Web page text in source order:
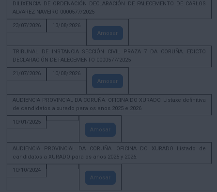
DILIXENCIA DE ORDENACIÓN DECLARACIÓN DE FALECEMENTO DE CARLOS
ALVAREZ NAVEIRO 0000577/2025
23/07/2026
13/08/2026
Amosar
TRIBUNAL DE INSTANCIA SECCIÓN CIVIL PRAZA 7 DA CORUÑA. EDICTO
DECLARACIÓN DE FALECEMENTO 0000577/2025
21/07/2026
10/08/2026
Amosar
AUDIENCIA PROVINCIAL DA CORUÑA. OFICINA DO XURADO. Listaxe definitiva
de candidatos a xurado para os anos 2025 e 2026
10/01/2025
Amosar
AUDIENCIA PROVINCIAL DA CORUÑA. OFICINA DO XURADO Listado de
candidatos a XURADO para os anos 2025 y 2026.
10/10/2024
Amosar